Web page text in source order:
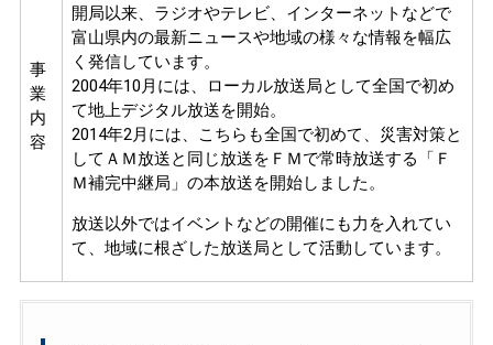
事
業
内
容
開局以来、ラジオやテレビ、インターネットなどで
富山県内の最新ニュースや地域の様々な情報を幅広
く発信しています。
2004年10月には、ローカル放送局として全国で初め
て地上デジタル放送を開始。
2014年2月には、こちらも全国で初めて、災害対策と
してＡＭ放送と同じ放送をＦＭで常時放送する「Ｆ
Ｍ補完中継局」の本放送を開始しました。
放送以外ではイベントなどの開催にも力を入れてい
て、地域に根ざした放送局として活動しています。